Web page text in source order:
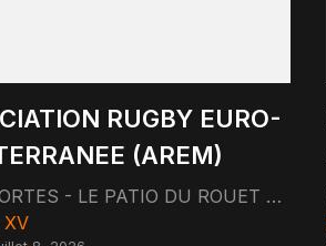
RUGBY EURO-
(AREM)
MR CORTES - LE PATIO DU ROUET 75 BOULEVARD RABATAU 13008 MARSEILLE
XV